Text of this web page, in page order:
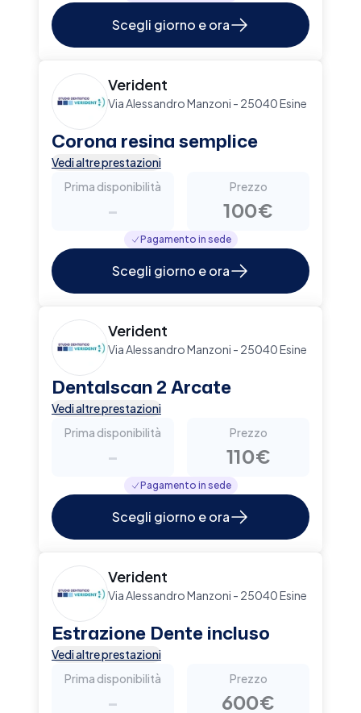
Scegli giorno e ora
Verident
Via Alessandro Manzoni - 25040 Esine
Corona resina semplice
Vedi altre prestazioni
Prima disponibilità
-
Prezzo
100€
Pagamento in sede
Scegli giorno e ora
Verident
Via Alessandro Manzoni - 25040 Esine
Dentalscan 2 Arcate
Vedi altre prestazioni
Prima disponibilità
-
Prezzo
110€
Pagamento in sede
Scegli giorno e ora
Verident
Via Alessandro Manzoni - 25040 Esine
Estrazione Dente incluso
Vedi altre prestazioni
Prima disponibilità
-
Prezzo
600€